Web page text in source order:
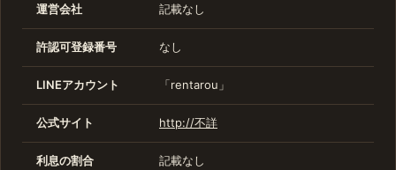
運営会社 記載なし
許認可登録番号 なし
LINEアカウント 「rentarou」
公式サイト http://不詳
利息の割合 記載なし